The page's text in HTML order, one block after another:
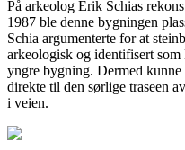
På arkeolog Erik Schias
1987 ble denne bygningen
Schia argumenterte for at
arkeologisk og identifisert
yngre bygning. Dermed kunne
direkte til den sørlige traseen
i veien.